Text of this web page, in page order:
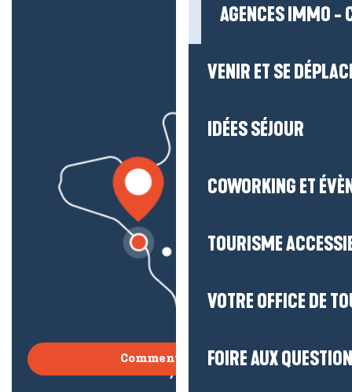
AGENCES IMMO -
VENIR ET SE
IDÉES SÉJOUR
COWORKING ET
TOURISME
VOTRE OFFICE DE
FOIRE AUX
Comment venir ?